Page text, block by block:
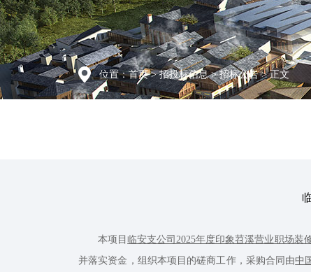
位置：首页>招投标信息>招标公告> 正文
本项目临安支公司2025年度印象苕溪营业职场装
并落实资金，组织本项目的磋商工作，采购合同由中